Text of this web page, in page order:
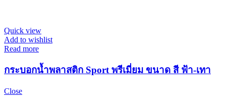
Quick view
Add to wishlist
Read more
กระบอกน้ำพลาสติก Sport พรีเมี่ยม ขนาด สี ฟ้า-เทา
Close